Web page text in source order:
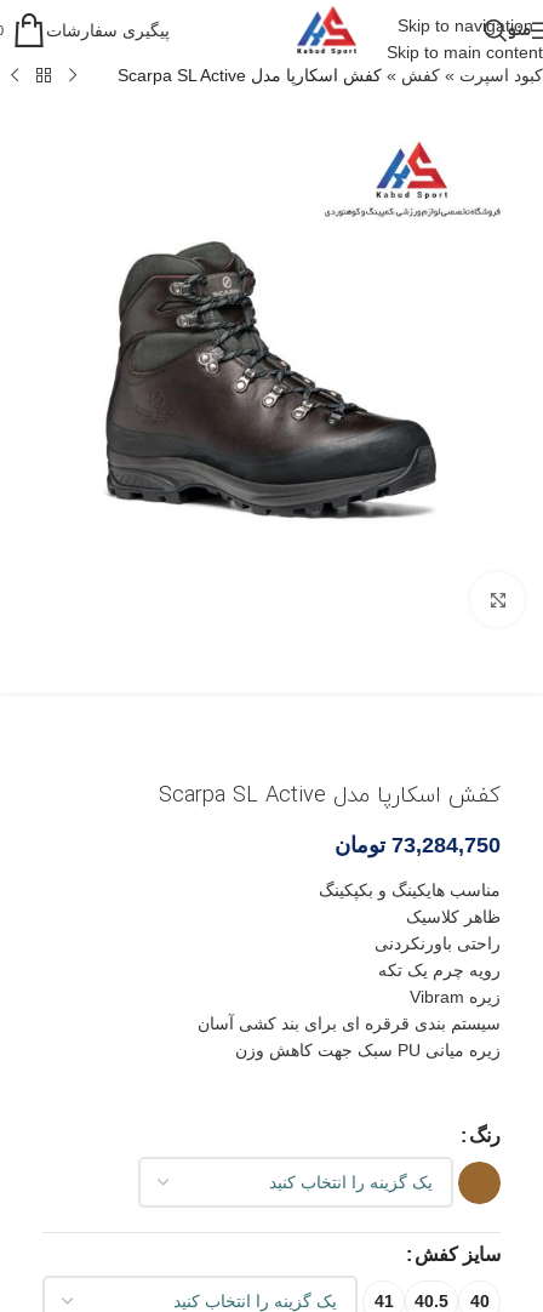
Skip to navigation
Skip to main content
منو پیگیری سفارشات
کبود اسپرت » کفش » کفش اسکارپا مدل Scarpa SL Active
کفش اسکارپا مدل Scarpa SL Active
73,284,750 تومان
مناسب هایکینگ و بکپکینگ
ظاهر کلاسیک
راحتی باورنکردنی
رویه چرم یک تکه
زیره Vibram
سیستم بندی قرقره ای برای بند کشی آسان
زیره میانی PU سبک جهت کاهش وزن
رنگ
سایز کفش
40
40.5
41